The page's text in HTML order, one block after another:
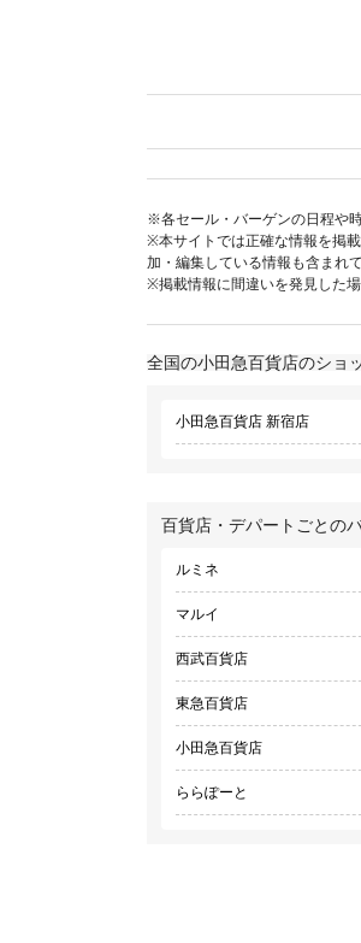
※各セール・バーゲンの日程や
※本サイトでは正確な情報を掲
加・編集している情報も含まれ
※掲載情報に間違いを発見した
全国の小田急百貨店のショ
小田急百貨店 新宿店
百貨店・デパートごとの
ルミネ
マルイ
西武百貨店
東急百貨店
小田急百貨店
ららぽーと